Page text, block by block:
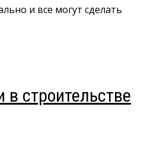
и все могут сделать
в строительстве